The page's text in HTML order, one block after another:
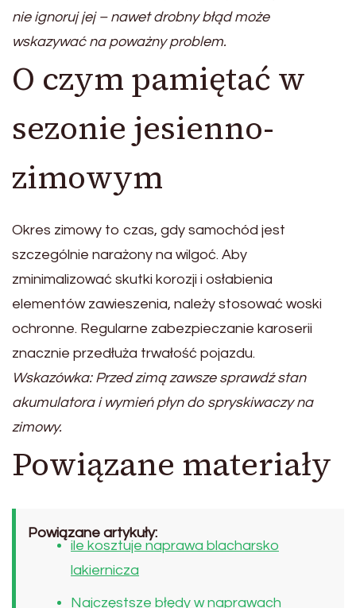
nie ignoruj jej – nawet drobny błąd może
wskazywać na poważny problem.
O czym pamiętać w
sezonie jesienno-
zimowym
Okres zimowy to czas, gdy samochód jest
szczególnie narażony na wilgoć. Aby
zminimalizować skutki korozji i osłabienia
elementów zawieszenia, należy stosować woski
ochronne. Regularne zabezpieczanie karoserii
znacznie przedłuża trwałość pojazdu.
Wskazówka: Przed zimą zawsze sprawdź stan
akumulatora i wymień płyn do spryskiwaczy na
zimowy.
Powiązane materiały
Powiązane artykuły:
ile kosztuje naprawa blacharsko
lakiernicza
Najczęstsze błędy w naprawach